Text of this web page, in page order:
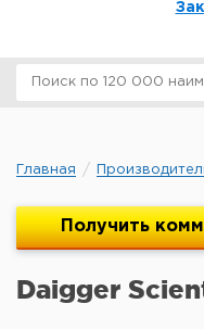
Главная
Получить
Daigger